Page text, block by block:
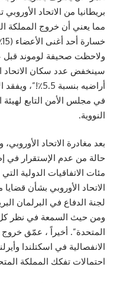
بريطانيا من الاتحاد الأوروبي
مما يعني أن خروج المملكة
أراضيه بنسبة
في مجلس الأمن التابع
النووية.
بعد مغادرة الاتحاد
حالة من عدم الإستقرار في
مئات الاتفاقيات الدولية التي
الاتحاد الأوروبي بشأن
لجنة الدفاع في البرلمان
ومن حيث السمعة في نظر كل
المتحدة”. أخيراً ، عمّق خروج
الانفصالية في اسكتلندا
احتمالات تفكك المملكة